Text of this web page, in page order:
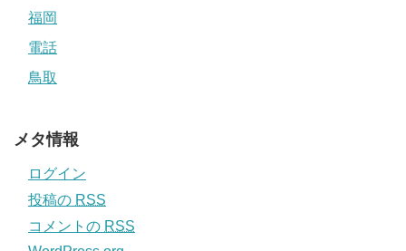
福岡
電話
鳥取
メタ情報
ログイン
投稿の RSS
コメントの RSS